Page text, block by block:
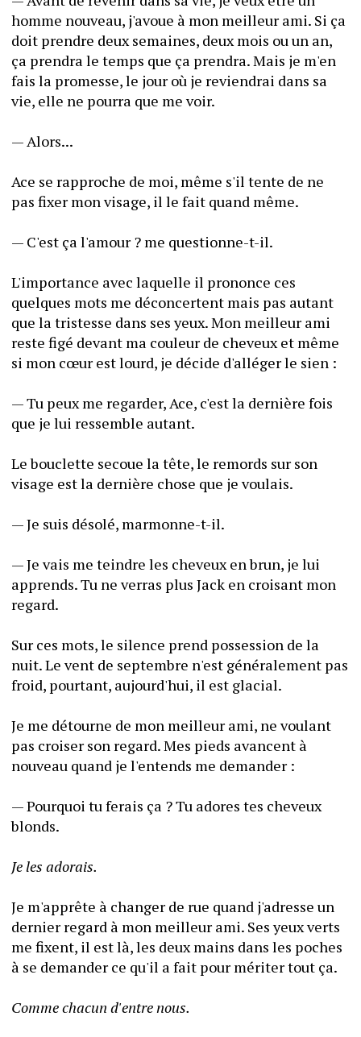
homme nouveau, j'avoue à mon meilleur ami. Si ça
doit prendre deux semaines, deux mois ou un an,
ça prendra le temps que ça prendra. Mais je m'en
fais la promesse, le jour où je reviendrai dans sa
vie, elle ne pourra que me voir.
— Alors...
Ace se rapproche de moi, même s'il tente de ne
pas fixer mon visage, il le fait quand même.
— C'est ça l'amour ? me questionne-t-il.
L'importance avec laquelle il prononce ces
quelques mots me déconcertent mais pas autant
que la tristesse dans ses yeux. Mon meilleur ami
reste figé devant ma couleur de cheveux et même
si mon cœur est lourd, je décide d'alléger le sien :
— Tu peux me regarder, Ace, c'est la dernière fois
que je lui ressemble autant.
Le bouclette secoue la tête, le remords sur son
visage est la dernière chose que je voulais.
— Je suis désolé, marmonne-t-il.
— Je vais me teindre les cheveux en brun, je lui
apprends. Tu ne verras plus Jack en croisant mon
regard.
Sur ces mots, le silence prend possession de la
nuit. Le vent de septembre n'est généralement pas
froid, pourtant, aujourd'hui, il est glacial.
Je me détourne de mon meilleur ami, ne voulant
pas croiser son regard. Mes pieds avancent à
nouveau quand je l'entends me demander :
— Pourquoi tu ferais ça ? Tu adores tes cheveux
blonds.
Je les adorais.
Je m'apprête à changer de rue quand j'adresse un
dernier regard à mon meilleur ami. Ses yeux verts
me fixent, il est là, les deux mains dans les poches
à se demander ce qu'il a fait pour mériter tout ça.
Comme chacun d'entre nous.